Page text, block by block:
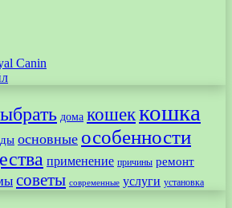
дома кошеккошка
основные особенности
применение причины ремонт
советы современные услуги установка